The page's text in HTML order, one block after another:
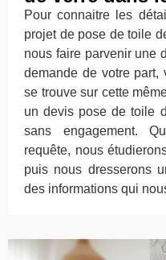
Pour connaitre les
projet de pose de toile
nous faire parvenir une
demande de votre
se trouve sur cette
un devis pose de toile
sans engagement.
requête, nous
puis nous dresserons
des informations qui